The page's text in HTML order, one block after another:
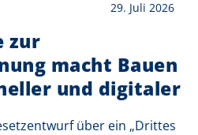
29. Juli 2026
zur
macht Bauen
und digitaler
über ein „Drittes